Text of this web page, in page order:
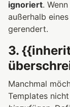
ignoriert.
außerhalb eines
gerendert.
3.
Manchmal
Templates